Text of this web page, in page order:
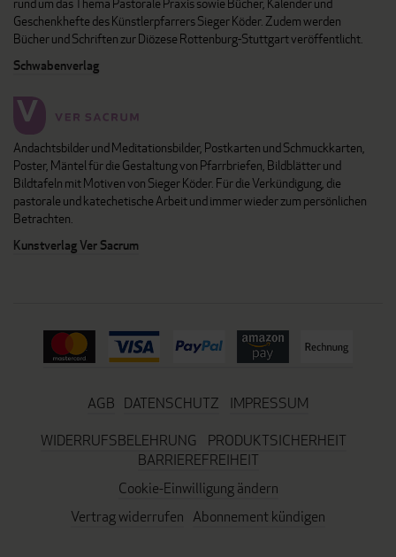
Geschenkhefte des Künstlerpfarrers Sieger Köder. Zudem werden
Bücher und Schriften zur Diözese Rottenburg-Stuttgart veröffentlicht.
Schwabenverlag
Andachtsbilder und Meditationsbilder, Postkarten und Schmuckkarten,
Poster, Mäntel für die Gestaltung von Pfarrbriefen, Bildblätter und
Bildtafeln mit Motiven von Sieger Köder. Für die Verkündigung, die
pastorale und katechetische Arbeit und immer wieder zum persönlichen
Betrachten.
Kunstverlag Ver Sacrum
AGB DATENSCHUTZ
IMPRESSUM
WIDERRUFSBELEHRUNG
PRODUKTSICHERHEIT
BARRIEREFREIHEIT
Cookie-Einwilligung ändern
Vertrag widerrufen Abonnement kündigen